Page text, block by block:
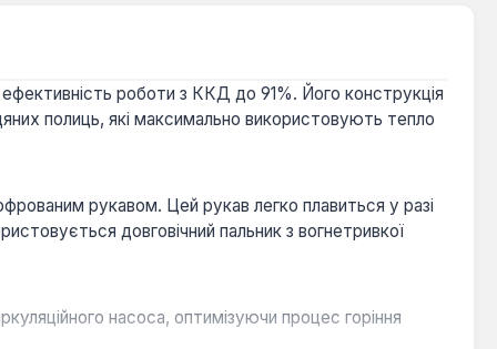
роботи з ККД до 91%. Його конструкція
полиць, які максимально використовують тепло
рукавом. Цей рукав легко плавиться у разі
довговічний пальник з вогнетривкої
насоса, оптимізуючи процес горіння